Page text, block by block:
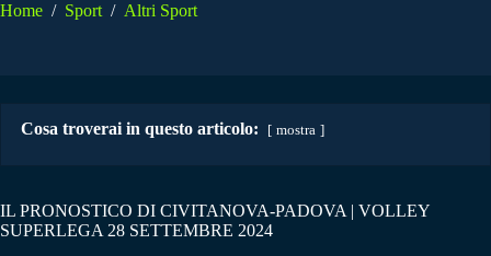
Home / Sport / Altri Sport
Cosa troverai in questo articolo: mostra
IL PRONOSTICO DI CIVITANOVA-PADOVA | VOLLEY
SUPERLEGA 28 SETTEMBRE 2024